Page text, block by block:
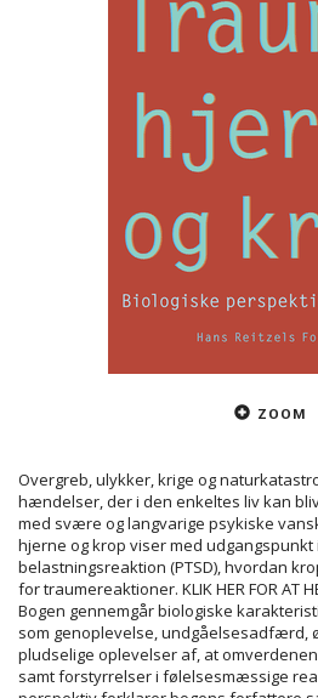
ZOOM
Overgreb, ulykker, krige og
hændelser, der i den enkeltes liv kan
med svære og langvarige psykiske
hjerne og krop viser med
belastningsreaktion (PTSD), hvordan
for traumereaktioner. KLIK HER FOR AT
Bogen gennemgår biologiske
som genoplevelse, undgåelsesadfærd,
pludselige oplevelser af, at
samt forstyrrelser i følelsesmæssige